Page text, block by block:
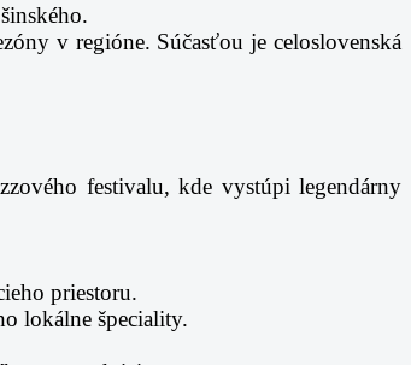
v regióne. Súčasťou je celoslovenská
festivalu, kde vystúpi legendárny
priestoru.
lokálne špeciality.